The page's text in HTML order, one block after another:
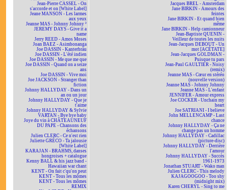
Jean-Pierre CASSEL - On
s'accorde et on [White Label]
Jeane MANSON - Les larmes
aux yeux
Jeanne MAS - Johnny Johnny ²
JEREMY DAYS - Give it a
name
Jerry REED - Amos Moses
Joan BAEZ - Asimbonanga
Joe DASSIN - Kanterbräu
Joe DASSIN - L'été indien
Joe DASSIN - Me que me que
Joe DASSIN - Quand on a seize
ans
Joe DASSIN - Vive moi
Joe JACKSON - Stranger than
fiction
Johnny HALLYDAY - Dans un
an ou un jour
Johnny HALLYDAY - Que je
t'aime
Johnny HALLYDAY & Sylvie
VARTAN - Bye bye baby
Joye du vin à CHÂTEAUNEUF
DU PAPE - Chansons des
échansons
Julien CLERC - Ce n'est rien
Juliette GRÉCO - Ta jalousie
[White Label]
KARAJAN - BRAHMS, danses
hongroises + catalogue
Kenny BALL & his jazz band -
Hawaiian war chant
KENT - On fait c'qu'on peut
KENT - Tous les mômes
KENT - Tous les mômes
REMIX
Jacques BREL - Amsterdam
Jane BIRKIN - Amours des
feintes
Jane BIRKIN - Et quand bien
même
Jane BIRKIN - Help camionneur
Jean-Baptiste QUENIN -
Veilleur de toutes les nuits
Jean-Jacques DEBOUT - Un
mot [ACÉTATE]
Jean-Jacques GOLDMAN -
Puisque tu pars
Jean-Paul GAULTIER - Noisy
(remix)
Jeanne MAS - Cœur en stéréo
(nouvelle version)
Jeanne MAS - Johnny Johnny
Jeanne MAS - L'enfant
JENNIFER - Amour express
Joe COCKER - Unchain my
heart
Joe SATRIANI - I believe
John MELLENCAMP - Last
chance
Johnny HALLYDAY - Ça ne
change pas un homme
Johnny HALLYDAY - Cadillac
(picture-disc)
Johnny HALLYDAY - Derrière
l'amour
Johnny HALLYDAY - Succès
1961-1973
Jonathan STUART - Wako man
Julien CLERC - This melody
KAJAGOOGOO - Too shy
(midnight mix)
Karen CHERYL - Sing to me